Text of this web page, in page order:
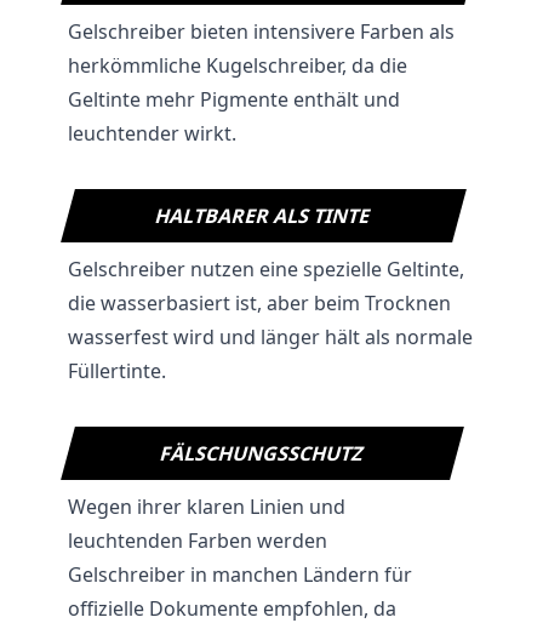
Gelschreiber bieten intensivere Farben als
herkömmliche Kugelschreiber, da die
Geltinte mehr Pigmente enthält und
leuchtender wirkt.
HALTBARER ALS TINTE
Gelschreiber nutzen eine spezielle Geltinte,
die wasserbasiert ist, aber beim Trocknen
wasserfest wird und länger hält als normale
Füllertinte.
FÄLSCHUNGSSCHUTZ
Wegen ihrer klaren Linien und
leuchtenden Farben werden
Gelschreiber in manchen Ländern für
offizielle Dokumente empfohlen, da